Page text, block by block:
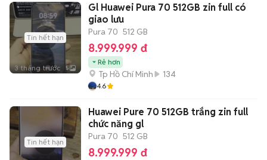
Tin hết hạn
3 tháng trước 5
Gl Huawei Pura 70 512GB zin full có
giao lưu
Pura 70 512 GB
8.999.999 đ
Rẻ hơn
Tp Hồ Chí Minh 134
4.6
Tin hết hạn
Huawei Pure 70 512GB trắng zin full
chức năng gl
Pura 70 512 GB
8.999.999 đ